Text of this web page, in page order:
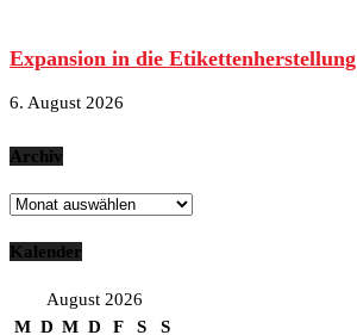
Expansion in die Etikettenherstellung
6. August 2026
Archiv
Archiv
Kalender
August 2026
M D M D F S S